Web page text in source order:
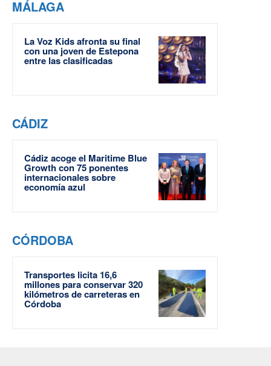
MÁLAGA
La Voz Kids afronta su final
con una joven de Estepona
entre las clasificadas
CÁDIZ
Cádiz acoge el Maritime Blue
Growth con 75 ponentes
internacionales sobre
economía azul
CÓRDOBA
Transportes licita 16,6
millones para conservar 320
kilómetros de carreteras en
Córdoba